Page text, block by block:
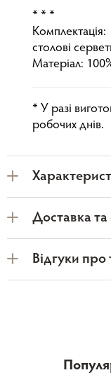
* * *
Комплектація:
столові
Матеріал:
* У разі
робочих днів.
Доставка та
Відгуки